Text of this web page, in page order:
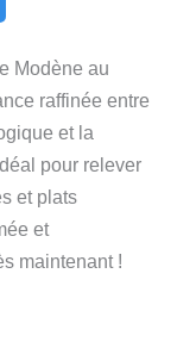
Modène au
raffinée entre
et la
pour relever
et plats
et
maintenant !